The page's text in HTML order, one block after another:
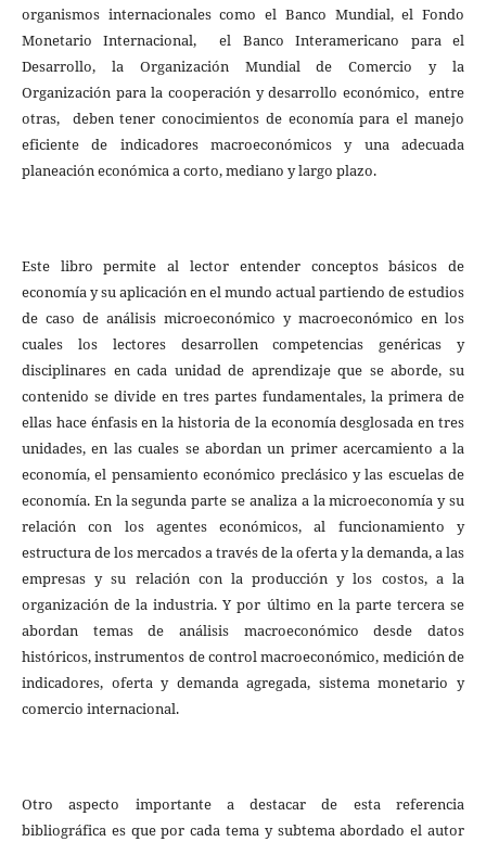
organismos internacionales como el Banco Mundial, el Fondo
Monetario Internacional, el Banco Interamericano para el
Desarrollo, la Organización Mundial de Comercio y la
Organización para la cooperación y desarrollo económico, entre
otras, deben tener conocimientos de economía para el manejo
eficiente de indicadores macroeconómicos y una adecuada
planeación económica a corto, mediano y largo plazo.
Este libro permite al lector entender conceptos básicos de
economía y su aplicación en el mundo actual partiendo de estudios
de caso de análisis microeconómico y macroeconómico en los
cuales los lectores desarrollen competencias genéricas y
disciplinares en cada unidad de aprendizaje que se aborde, su
contenido se divide en tres partes fundamentales, la primera de
ellas hace énfasis en la historia de la economía desglosada en tres
unidades, en las cuales se abordan un primer acercamiento a la
economía, el pensamiento económico preclásico y las escuelas de
economía. En la segunda parte se analiza a la microeconomía y su
relación con los agentes económicos, al funcionamiento y
estructura de los mercados a través de la oferta y la demanda, a las
empresas y su relación con la producción y los costos, a la
organización de la industria. Y por último en la parte tercera se
abordan temas de análisis macroeconómico desde datos
históricos, instrumentos de control macroeconómico, medición de
indicadores, oferta y demanda agregada, sistema monetario y
comercio internacional.
Otro aspecto importante a destacar de esta referencia
bibliográfica es que por cada tema y subtema abordado el autor